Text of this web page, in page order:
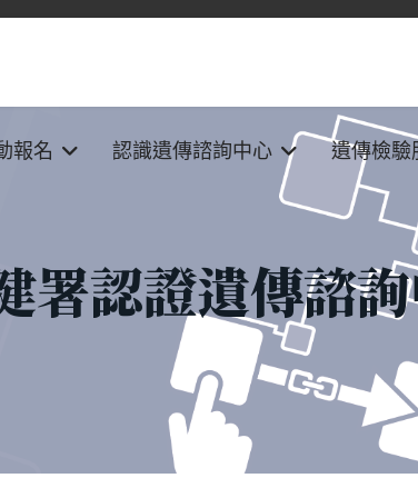
報名 認識遺傳諮詢中心 遺傳檢驗
署認證遺傳諮